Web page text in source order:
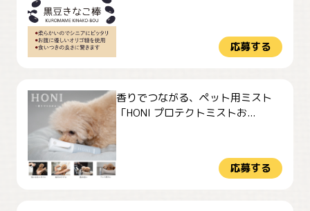
応募する
香りでつながる、ペット用ミスト
「HONI プロテクトミストお...
応募する